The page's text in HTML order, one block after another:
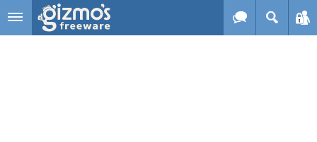
Skip to main content